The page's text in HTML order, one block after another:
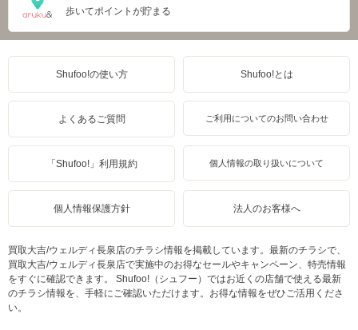
歩いてポイントが貯まる
Shufoo!の使い方 Shufoo!とは
よくあるご質問 ご利用についてのお問い合わせ
「Shufoo!」利用規約 個人情報の取り扱いについて
個人情報保護方針 法人のお客様へ
買取大吉/ウェルディ長泉店のチラシ情報を掲載しています。最新のチラシで、
買取大吉/ウェルディ長泉店で実施中のお得なセールやキャンペーン、特売情報
をすぐに確認できます。 Shufoo!（シュフー）ではお近くの店舗で使える最新
のチラシ情報を、手軽にご確認いただけます。お得な情報をぜひご活用くださ
い。